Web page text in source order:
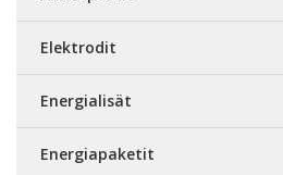
Elektrodit
Energialisät
Energiapaketit